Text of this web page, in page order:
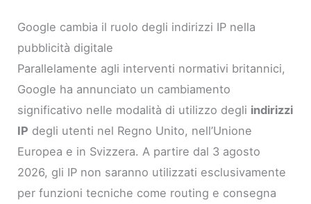
Google cambia il ruolo degli indirizzi IP nella
pubblicità digitale
Parallelamente agli interventi normativi britannici,
Google ha annunciato un cambiamento
significativo nelle modalità di utilizzo degli indirizzi
IP degli utenti nel Regno Unito, nell’Unione
Europea e in Svizzera. A partire dal 3 agosto
2026, gli IP non saranno utilizzati esclusivamente
per funzioni tecniche come routing e consegna